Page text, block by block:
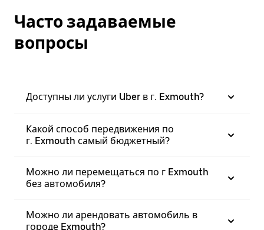
Часто задаваемые
вопросы
Доступны ли услуги Uber в г. Exmouth?
Какой способ передвижения по
г. Exmouth самый бюджетный?
Можно ли перемещаться по г Exmouth
без автомобиля?
Можно ли арендовать автомобиль в
городе Exmouth?